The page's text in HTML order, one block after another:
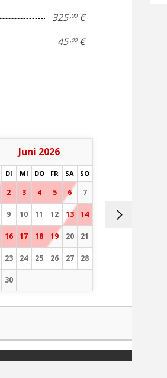
325 ,00€
45 ,00€
Juni 2026
DI MI DO FR SA SO
2 3 4 5 6 7
9 10 11 12 13 14
16 17 18 19 20 21
23 24 25 26 27 28
30